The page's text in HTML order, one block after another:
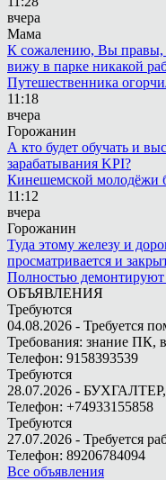
вчера
Мама
К сожалению, Вы правы,
вижу в парке никакой
Путешественника
11:18
вчера
Горожанин
А кто будет обучать и
зарабатывания KPI?
Кинешемской молодёжи
11:12
вчера
Горожанин
Туда этому железу и
просматривается и
Полностью демонтируют
ОБЪЯВЛЕНИЯ
Требуются
04.08.2026 - Требуется
Требования: знание ПК,
Телефон: 9158393539
Требуются
28.07.2026 - БУХГАЛТЕР,
Телефон: +74933155858
Требуются
27.07.2026 - Требуется
Телефон: 89206784094
Все объявления